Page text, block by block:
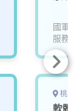
國軍桃
服務處
桃園